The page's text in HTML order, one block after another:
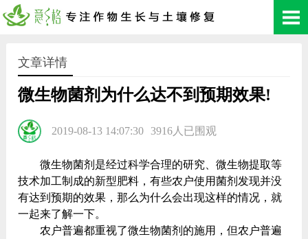
文章详情
微生物菌剂为什么达不到预期效果!
2019-08-13 14:07:30 3916人已围观
微生物菌剂是经过科学合理的研究、微生物提取等
技术加工制成的新型肥料，有些农户使用菌剂发现并没
有达到预期的效果，那么为什么会出现这样的情况，就
一起来了解一下。
农户普遍都重视了微生物菌剂的施用，但农户普遍